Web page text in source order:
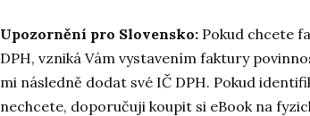
Upozornění pro Slovensko: Pokud chcete
DPH, vzniká Vám vystavením faktury
mi následně dodat své IČ DPH. Pokud
nechcete, doporučuji koupit si eBook na